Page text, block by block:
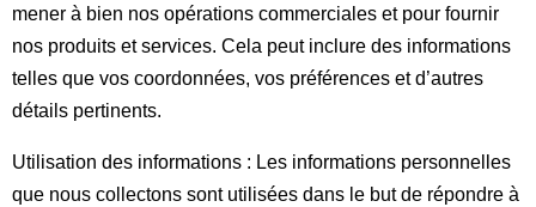
mener à bien nos opérations commerciales et pour fournir
nos produits et services. Cela peut inclure des informations
telles que vos coordonnées, vos préférences et d’autres
détails pertinents.
Utilisation des informations : Les informations personnelles
que nous collectons sont utilisées dans le but de répondre à